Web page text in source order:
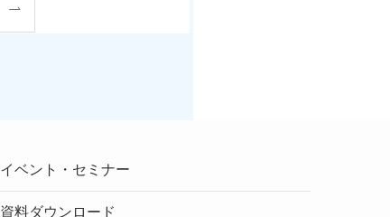
イベント・セミナー
資料ダウンロード